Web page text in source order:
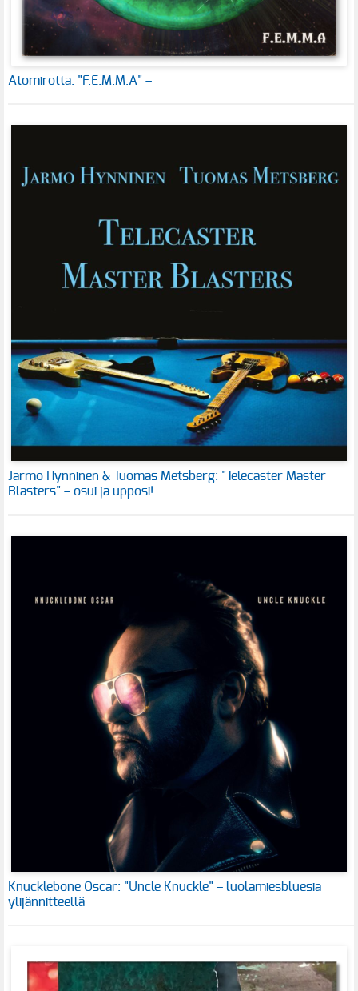
Atomirotta: "F.E.M.M.A" –
Jarmo Hynninen & Tuomas Metsberg: "Telecaster Master
Blasters" – osui ja upposi!
Knucklebone Oscar: "Uncle Knuckle" – luolamiesbluesia
ylijännitteellä